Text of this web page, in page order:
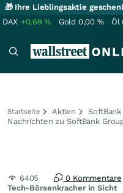
🎁 Ihre Lieblingsaktie
DAX +0,69% Gold 0,00 % Öl
Startseite Aktien
Nachrichten zu SoftBank
Tech-Börsenkracher in Sicht
6405 0 Kommentare